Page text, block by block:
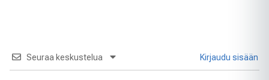
Seuraa keskustelua Kirjaudu sisään